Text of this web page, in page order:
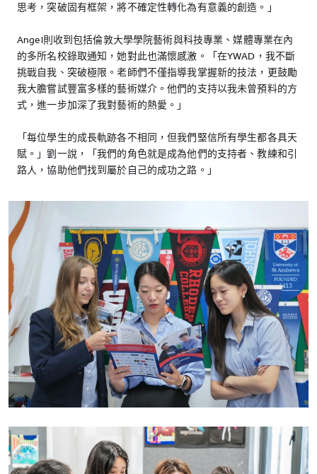
思考，突破固有框架，將不確定性轉化為有意義的創造。」
Angel則收到包括倫敦大學學院藝術與科技專業、媒體專業在內
的多所名校錄取通知，她對此也滿懷感激。「在YWAD，我不斷
挑戰自我、突破極限。老師們不僅指導我掌握新的技法，更鼓勵
我大膽嘗試豐富多樣的藝術媒介。他們的支持以我未曾預料的方
式，進一步加深了我對藝術的熱愛。」
「每位學生的成長軌跡各不相同，但我們堅信所有學生都各具天
賦。」劉一說，「我們的角色就是成為他們的支持者、教練和引
路人，協助他們找到屬於自己的成功之路。」